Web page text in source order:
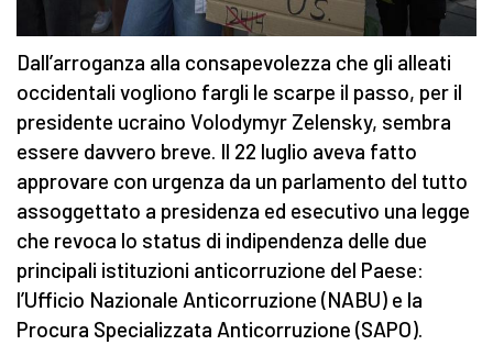
Dall’arroganza alla consapevolezza che gli alleati
occidentali vogliono fargli le scarpe il passo, per il
presidente ucraino Volodymyr Zelensky, sembra
essere davvero breve. Il 22 luglio aveva fatto
approvare con urgenza da un parlamento del tutto
assoggettato a presidenza ed esecutivo una legge
che revoca lo status di indipendenza delle due
principali istituzioni anticorruzione del Paese:
l’Ufficio Nazionale Anticorruzione (NABU) e la
Procura Specializzata Anticorruzione (SAPO).